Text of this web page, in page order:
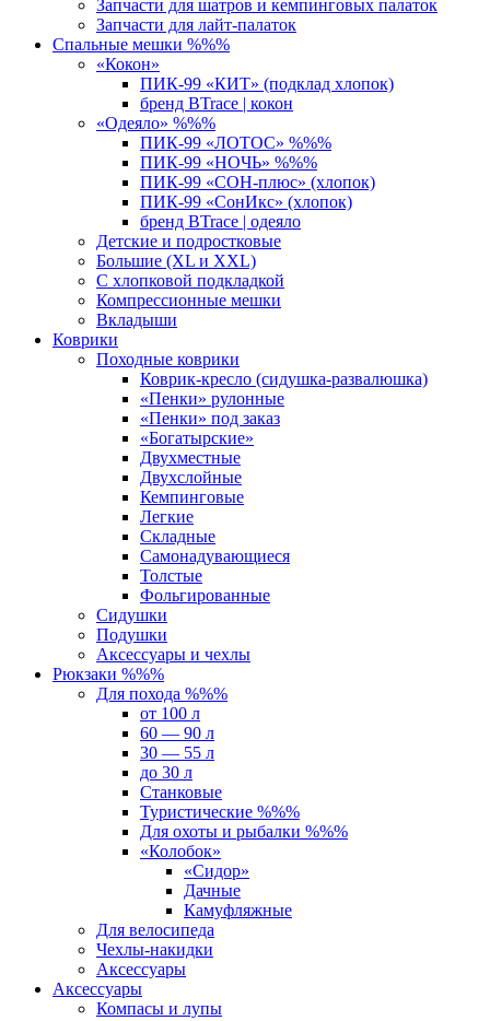
Запчасти для шатров и кемпинговых палаток
Запчасти для лайт-палаток
Спальные мешки %%%
«Кокон»
ПИК-99 «КИТ» (подклад хлопок)
бренд BTrace | кокон
«Одеяло» %%%
ПИК-99 «ЛОТОС» %%%
ПИК-99 «НОЧЬ» %%%
ПИК-99 «СОН-плюс» (хлопок)
ПИК-99 «СонИкс» (хлопок)
бренд BTrace | одеяло
Детские и подростковые
Большие (XL и XXL)
С хлопковой подкладкой
Компрессионные мешки
Вкладыши
Коврики
Походные коврики
Коврик-кресло (сидушка-развалюшка)
«Пенки» рулонные
«Пенки» под заказ
«Богатырские»
Двухместные
Двухслойные
Кемпинговые
Легкие
Складные
Самонадувающиеся
Толстые
Фольгированные
Сидушки
Подушки
Аксессуары и чехлы
Рюкзаки %%%
Для похода %%%
от 100 л
60 — 90 л
30 — 55 л
до 30 л
Станковые
Туристические %%%
Для охоты и рыбалки %%%
«Колобок»
«Сидор»
Дачные
Камуфляжные
Для велосипеда
Чехлы-накидки
Аксессуары
Аксессуары
Компасы и лупы